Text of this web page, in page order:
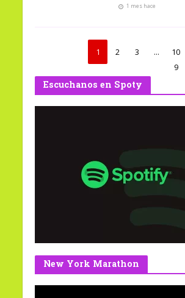
1 mes hace
1 2 3 …
10
9
Escuchanos en Spoty
New York Marathon